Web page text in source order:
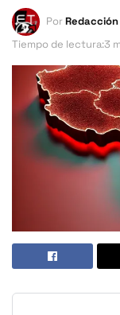
Por
Tiempo de lectura:3